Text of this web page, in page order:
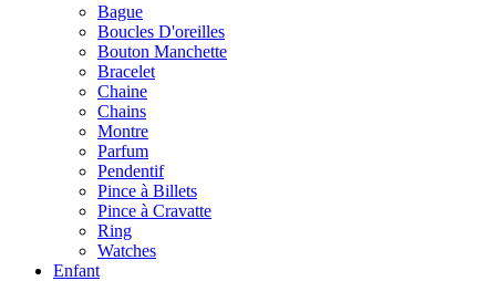
Bague
Boucles D'oreilles
Bouton Manchette
Bracelet
Chaine
Chains
Montre
Parfum
Pendentif
Pince à Billets
Pince à Cravatte
Ring
Watches
Enfant